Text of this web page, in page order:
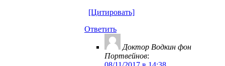
[Цитировать]
Ответить
Доктор Водкин фон
Портвейнов: